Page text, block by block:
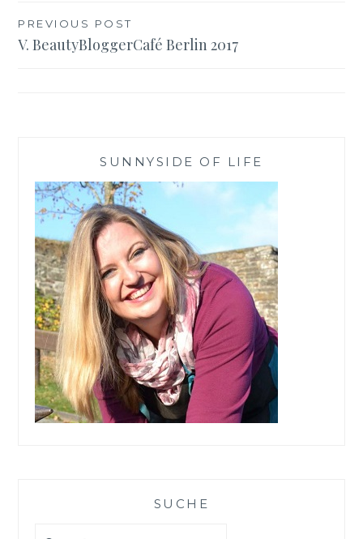
Beitragsnavigation
PREVIOUS POST
V. BeautyBloggerCafé Berlin 2017
SUNNYSIDE OF LIFE
SUCHE